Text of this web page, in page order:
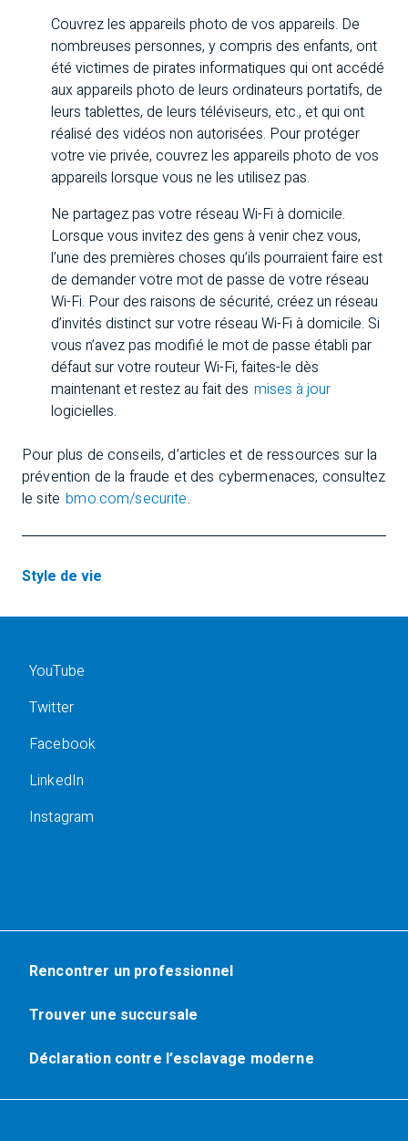
Couvrez les appareils photo de vos appareils. De
nombreuses personnes, y compris des enfants, ont
été victimes de pirates informatiques qui ont accédé
aux appareils photo de leurs ordinateurs portatifs, de
leurs tablettes, de leurs téléviseurs, etc., et qui ont
réalisé des vidéos non autorisées. Pour protéger
votre vie privée, couvrez les appareils photo de vos
appareils lorsque vous ne les utilisez pas.
Ne partagez pas votre réseau Wi-Fi à domicile.
Lorsque vous invitez des gens à venir chez vous,
l’une des premières choses qu’ils pourraient faire est
de demander votre mot de passe de votre réseau
Wi-Fi. Pour des raisons de sécurité, créez un réseau
d’invités distinct sur votre réseau Wi-Fi à domicile. Si
vous n’avez pas modifié le mot de passe établi par
défaut sur votre routeur Wi-Fi, faites-le dès
maintenant et restez au fait des mises à jour
logicielles.
Pour plus de conseils, d’articles et de ressources sur la
prévention de la fraude et des cybermenaces, consultez
le site bmo.com/securite.
Style de vie
YouTube
Twitter
Facebook
LinkedIn
Instagram
Rencontrer un professionnel
Trouver une succursale
Déclaration contre l’esclavage moderne